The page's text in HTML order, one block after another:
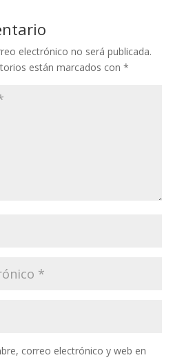
electrónico no será publicada.
están marcados con *
correo electrónico y web en